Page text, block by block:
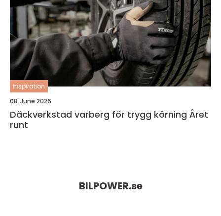
inspiration
08. June 2026
Däckverkstad varberg för trygg körning Året
runt
BILPOWER.se